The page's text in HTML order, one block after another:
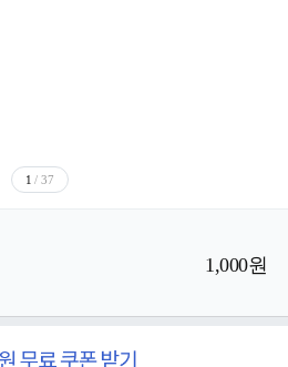
1 / 37
1,000원